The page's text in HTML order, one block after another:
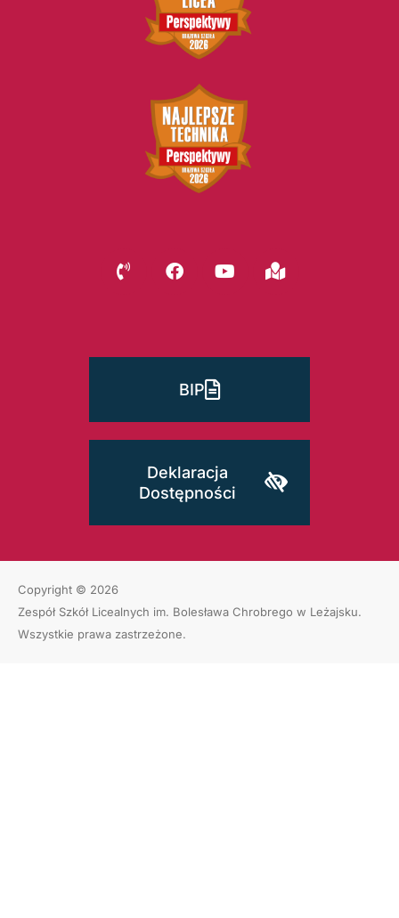
BIP
Deklaracja
Dostępności
Copyright © 2026
Zespół Szkół Licealnych im. Bolesława Chrobrego w Leżajsku.
Wszystkie prawa zastrzeżone.